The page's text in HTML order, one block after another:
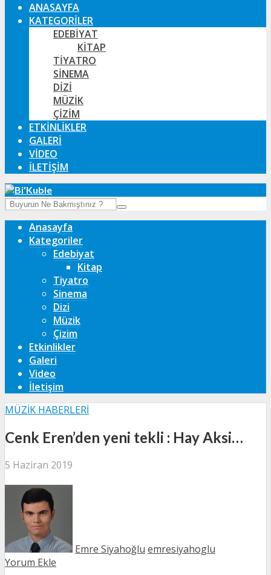
ANASAYFA
KATEGORILER
EDEBIYAT
KITAP
TIYATRO
SINEMA
DIZI
MÜZIK
ÇIZIM
ETKINLIKLER
GALERI
VIDEO
İLETIŞIM
Anasayfa
Kategoriler
Edebiyat
Kitap
Tiyatro
Sinema
Dizi
Müzik
Çizim
Etkinlikler
Galeri
Video
İletişim
MÜZIK HABERLERI
Cenk Eren’den yeni tekli : Hay Aksi…
5 Haziran 2019
Emre Siyahoğlu emresiyahoglu
Yorum Ekle